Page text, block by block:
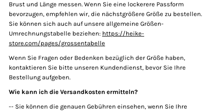
Brust und Länge messen. Wenn Sie eine lockerere Passform
bevorzugen, empfehlen wir, die nächstgrößere Größe zu bestellen.
Sie können sich auch auf unsere allgemeine Größen-
Umrechnungstabelle beziehen: https://heike-
store.com/pages/grossentabelle
Wenn Sie Fragen oder Bedenken bezüglich der Größe haben,
kontaktieren Sie bitte unseren Kundendienst, bevor Sie Ihre
Bestellung aufgeben.
Wie kann ich die Versandkosten ermitteln?
-- Sie können die genauen Gebühren einsehen, wenn Sie Ihre